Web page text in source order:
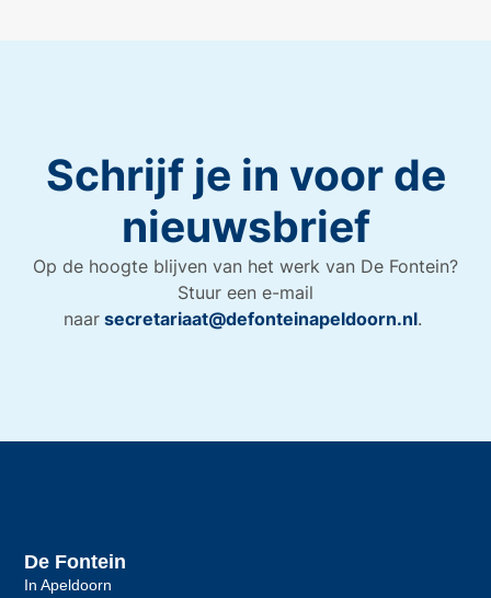
Schrijf je in voor de
nieuwsbrief
Op de hoogte blijven van het werk van De Fontein?
Stuur een e-mail
naar secretariaat@defonteinapeldoorn.nl.
De Fontein
In Apeldoorn